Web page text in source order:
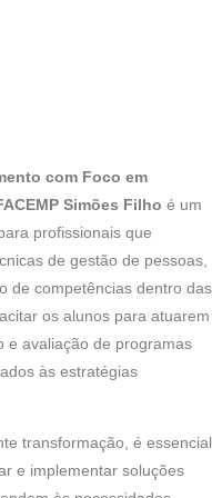
com Foco em
Simões Filho é um
profissionais que
de gestão de pessoas,
de competências dentro das
os alunos para atuarem
e avaliação de programas
às estratégias
transformação, é essencial
e implementar soluções